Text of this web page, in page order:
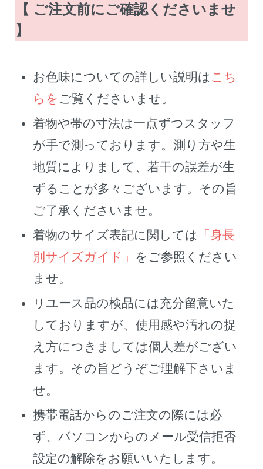
【 ご注文前にご確認くださいませ
】
お色味についての詳しい説明は こち
らを ご覧くださいませ。
着物や帯の寸法は一点ずつスタッフ
が手で測っております。測り方や生
地質によりまして、若干の誤差が生
ずることが多々ございます。その旨
ご了承くださいませ。
着物のサイズ表記に関しては
「身長
別サイズガイド」 をご参照ください
ませ。
リユース品の検品には充分留意いた
しておりますが、使用感や汚れの捉
え方につきましては個人差がござい
ます。その旨どうぞご理解下さいま
せ。
携帯電話からのご注文の際には必
ず、 パソコンからのメール受信拒否
設定の解除をお願いいたします。